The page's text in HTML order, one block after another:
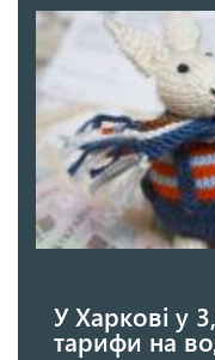
У Харкові у
тарифи на